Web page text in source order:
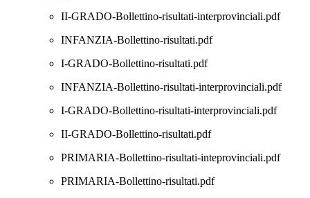
II-GRADO-Bollettino-risultati-interprovinciali.pdf
INFANZIA-Bollettino-risultati.pdf
I-GRADO-Bollettino-risultati.pdf
INFANZIA-Bollettino-risultati-interprovinciali.pdf
I-GRADO-Bollettino-risultati-interprovinciali.pdf
II-GRADO-Bollettino-risultati.pdf
PRIMARIA-Bollettino-risultati-inteprovinciali.pdf
PRIMARIA-Bollettino-risultati.pdf